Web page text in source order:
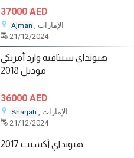
37000 AED
Ajman
, الإمارات
21/12/2024
هيونداي سنتافيه وارد أمريكي
موديل 2018
36000 AED
Sharjah
, الإمارات
21/12/2024
هيونداي أكسنت 2017